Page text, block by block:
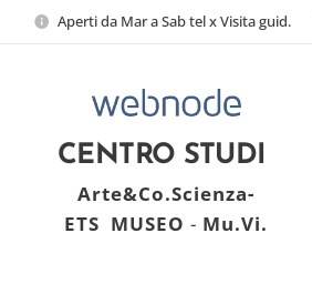
Aperti da Mar a Sab tel x Visita guid.
CENTRO STUDI
Arte&Co.Scienza-
ETS MUSEO - Mu.Vi.